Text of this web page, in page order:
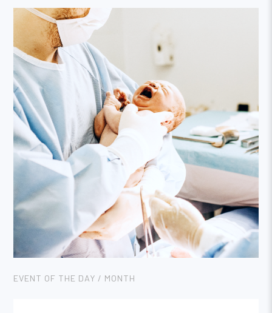
線上列印收據流程說明
2020.04.06 學會會務
本網站建議以Firefox或Google Chrome等瀏覽器瀏覽。
2026.06.03 學會會務
6/7 (日) 上午【2026 AT (America-Taiwan) Joint Conference】
相關視訊及簽到連結
EVENT OF THE DAY / MONTH